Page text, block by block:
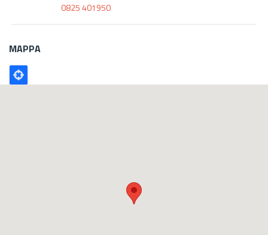
0825 401950
MAPPA
Poligono
GEO